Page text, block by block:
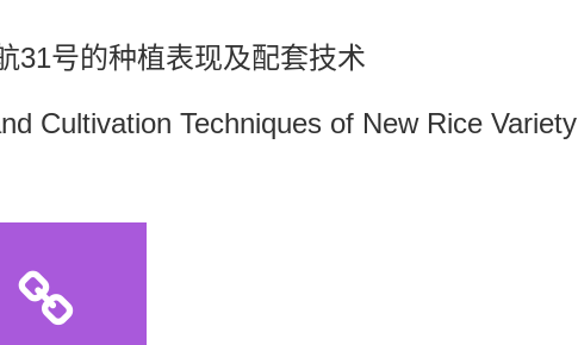
31号的种植表现及配套技术
Cultivation Techniques of New Rice